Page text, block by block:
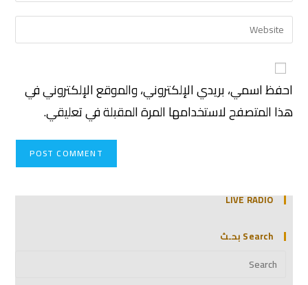
احفظ اسمي، بريدي الإلكتروني، والموقع الإلكتروني في
هذا المتصفح لاستخدامها المرة المقبلة في تعليقي.
LIVE RADIO
Search بحـث